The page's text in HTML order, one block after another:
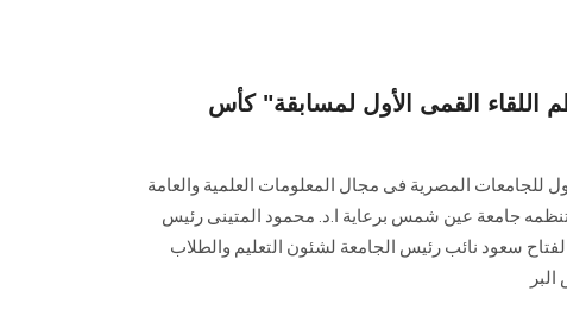
القمى الأول لمسابقة" كأس
للجامعات المصرية فى مجال المعلومات العلمية والعامة
جامعة عين شمس برعاية ا.د. محمود المتينى رئيس
سعود نائب رئيس الجامعة لشئون التعليم والطلاب